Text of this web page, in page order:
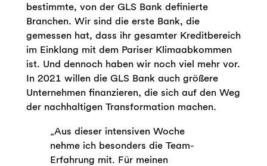
bestimmte, von der GLS Bank definierte
Branchen. Wir sind die erste Bank, die
gemessen hat, dass ihr gesamter Kreditbereich
im Einklang mit dem Pariser Klimaabkommen
ist. Und dennoch haben wir noch viel mehr vor.
In 2021 willen die GLS Bank auch größere
Unternehmen finanzieren, die sich auf den Weg
der nachhaltigen Transformation machen.
„Aus dieser intensiven Woche
nehme ich besonders die Team-
Erfahrung mit. Für meinen